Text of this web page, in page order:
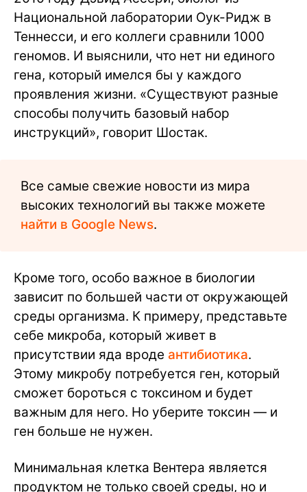
Национальной лаборатории Оук-Ридж в
Теннесси, и его коллеги сравнили 1000
геномов. И выяснили, что нет ни единого
гена, который имелся бы у каждого
проявления жизни. «Существуют разные
способы получить базовый набор
инструкций», говорит Шостак.
Все самые свежие новости из мира
высоких технологий вы также можете
найти в Google News.
Кроме того, особо важное в биологии
зависит по большей части от окружающей
среды организма. К примеру, представьте
себе микроба, который живет в
присутствии яда вроде антибиотика.
Этому микробу потребуется ген, который
сможет бороться с токсином и будет
важным для него. Но уберите токсин — и
ген больше не нужен.
Минимальная клетка Вентера является
продуктом не только своей среды, но и